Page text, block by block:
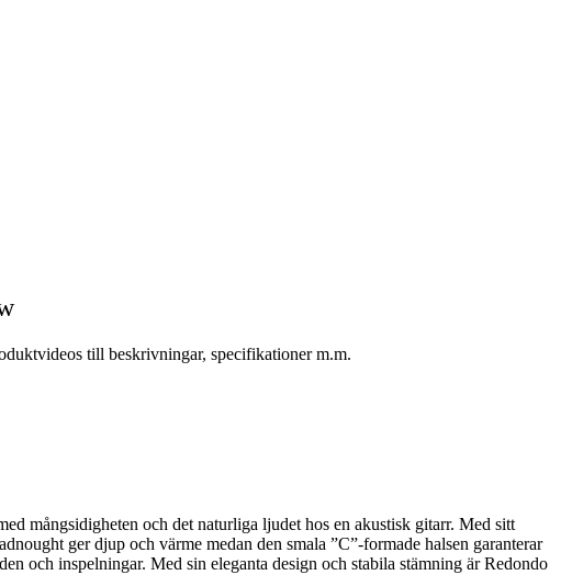
till beskrivningar, specifikationer m.m.
mångsidigheten och det naturliga ljudet hos en akustisk gitarr. Med sitt
ger djup och värme medan den smala ”C”-formade halsen garanterar
och inspelningar. Med sin eleganta design och stabila stämning är Redondo